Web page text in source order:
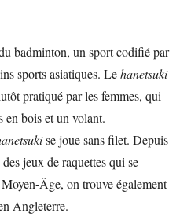
badminton, un sport codifié par
sports asiatiques. Lehanetsuki
pratiqué par les femmes, qui
en bois et un volant.
se joue sans filet. Depuis
jeux de raquettes qui se
Âge, on trouve également
Angleterre.